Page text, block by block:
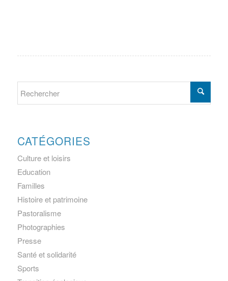
CATÉGORIES
Culture et loisirs
Education
Familles
Histoire et patrimoine
Pastoralisme
Photographies
Presse
Santé et solidarité
Sports